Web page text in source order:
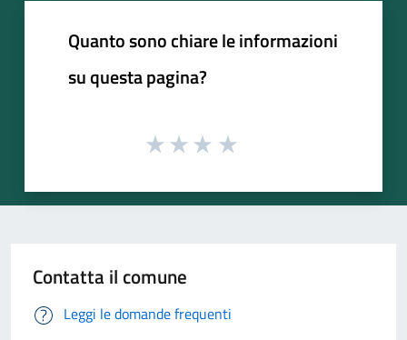
Quanto sono chiare le informazioni
su questa pagina?
Contatta il comune
Leggi le domande frequenti